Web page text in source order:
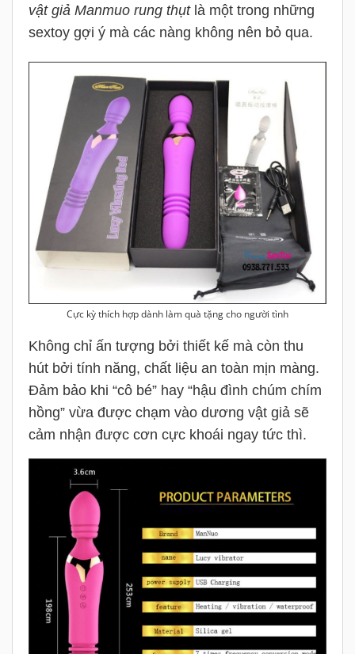
vật giả Manmuo rung thụtlà một trong những
sextoy gợi ý mà các nàng không nên bỏ qua.
Cực kỳ thích hợp dành làm quà tặng cho người tình
Không chỉ ấn tượng bởi thiết kế mà còn thu
hút bởi tính năng, chất liệu an toàn mịn màng.
Đảm bảo khi “cô bé” hay “hậu đình chúm chím
hồng” vừa được chạm vào dương vật giả sẽ
cảm nhận được cơn cực khoái ngay tức thì.